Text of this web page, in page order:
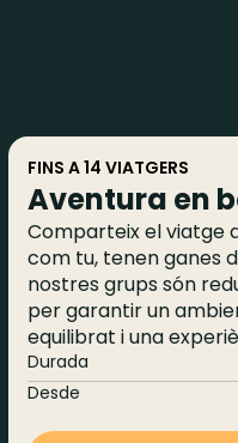
FINS A 14 VIATGERS
Aventura en
Comparteix el viatge
com tu, tenen ganes
nostres grups són
per garantir un
equilibrat i una
Durada
Desde